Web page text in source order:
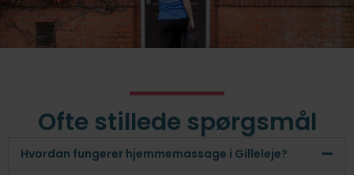
Ofte stillede spørgsmål
Hvordan fungerer hjemmemassage i Gilleleje?